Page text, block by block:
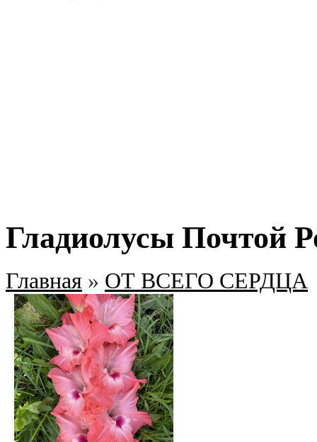
Гладиолусы Почтой
Главная » ОТ ВСЕГО СЕРДЦА